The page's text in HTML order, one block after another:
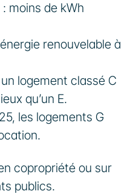
: moins de kWh
renouvelable à
logement classé C
qu’un E.
les logements G
copropriété ou sur
publics.